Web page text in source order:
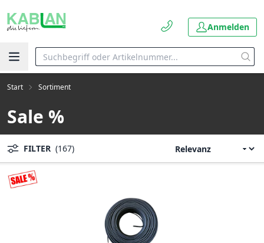
Anmelden
Start Sortiment
Sale %
FILTER (167)